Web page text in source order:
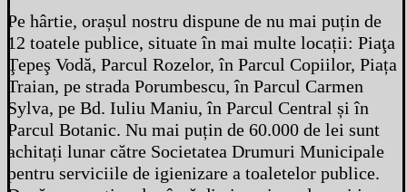
Pe hârtie, orașul nostru dispune de nu mai puțin de
12 toatele publice, situate în mai multe locații: Piaţa
Ţepeş Vodă, Parcul Rozelor, în Parcul Copiilor, Piața
Traian, pe strada Porumbescu, în Parcul Carmen
Sylva, pe Bd. Iuliu Maniu, în Parcul Central și în
Parcul Botanic. Nu mai puțin de 60.000 de lei sunt
achitați lunar către Societatea Drumuri Municipale
pentru serviciile de igienizare a toaletelor publice.